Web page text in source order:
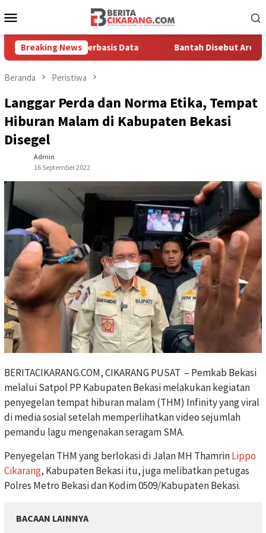
ke
Mobile
Breaking News
Berbasis Data Bantah Disebut Arogan, Kuasa
Beranda Peristiwa
Langgar Perda dan Norma Etika, Tempat
Hiburan Malam di Kabupaten Bekasi
Disegel
Admin
16 September 2022
BERITACIKARANG.COM, CIKARANG PUSAT – Pemkab Bekasi
melalui Satpol PP Kabupaten Bekasi melakukan kegiatan
penyegelan tempat hiburan malam (THM) Infinity yang viral
di media sosial setelah memperlihatkan video sejumlah
pemandu lagu mengenakan seragam SMA.
Penyegelan THM yang berlokasi di Jalan MH ThamrinLippo
Cikarang, Kabupaten Bekasi itu, juga melibatkan petugas
Polres Metro Bekasi dan Kodim 0509/Kabupaten Bekasi.
BACAAN LAINNYA